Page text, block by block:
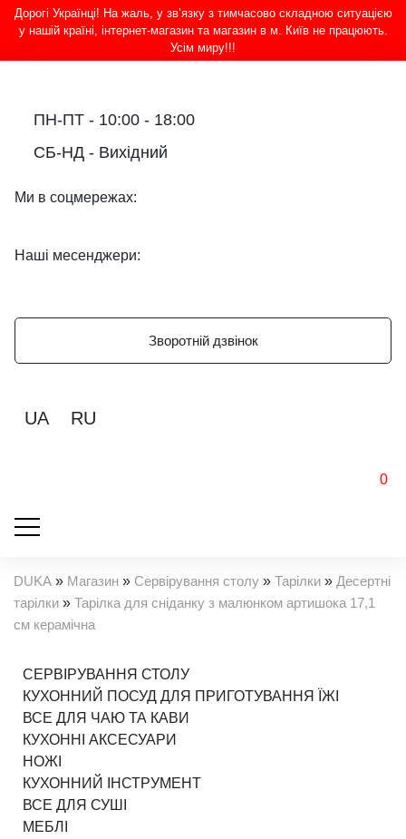
Дорогі Українці! На жаль, у зв’язку з тимчасово складною ситуацією
у нашій країні, інтернет-магазин та магазин в м. Київ не працюють.
Усім миру!!!
ПН-ПТ - 10:00 - 18:00
СБ-НД - Вихідний
Ми в соцмережах:
Наші месенджери:
Зворотній дзвінок
UA RU
0
DUKA » Магазин » Сервірування столу » Тарілки » Десертні
тарілки » Тарілка для сніданку з малюнком артишока 17,1
см керамічна
СЕРВІРУВАННЯ СТОЛУ
КУХОННИЙ ПОСУД ДЛЯ ПРИГОТУВАННЯ ЇЖІ
ВСЕ ДЛЯ ЧАЮ ТА КАВИ
КУХОННІ АКСЕСУАРИ
НОЖІ
КУХОННИЙ ІНСТРУМЕНТ
ВСЕ ДЛЯ СУШІ
МЕБЛІ